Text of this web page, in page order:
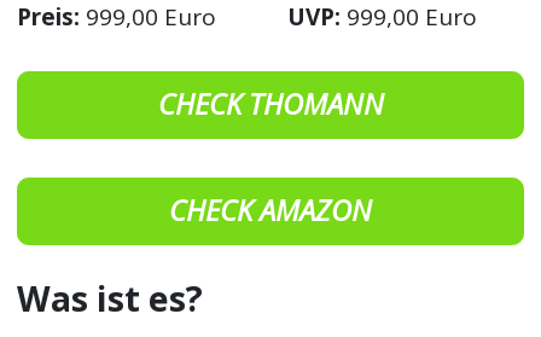
Preis: 999,00 Euro UVP: 999,00 Euro
CHECK THOMANN
CHECK AMAZON
Was ist es?